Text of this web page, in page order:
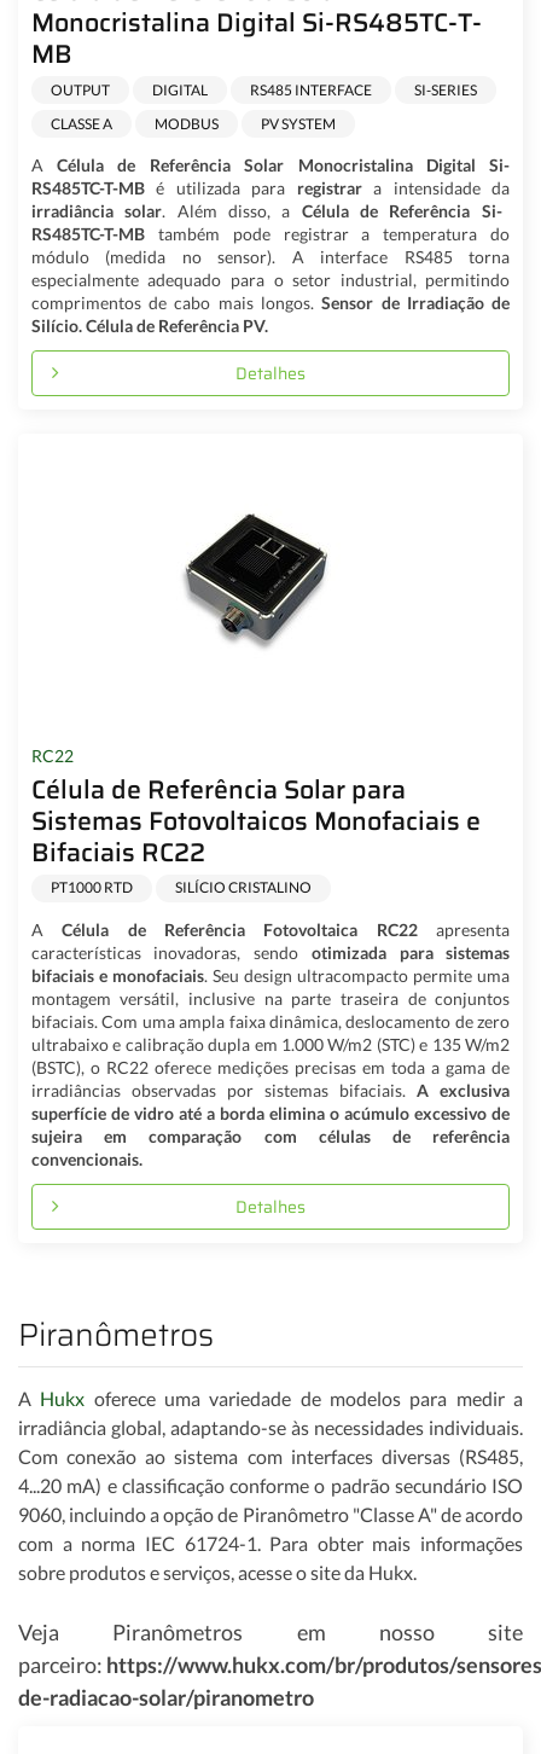
Monocristalina Digital Si-RS485TC-T-
MB
OUTPUT DIGITAL RS485 INTERFACE
SI-SERIES
CLASSE A
MODBUS PV SYSTEM
ACélula de Referência Solar Monocristalina Digital Si-
RS485TC-T-MBé utilizada para registrara intensidade da
irradiância solar. Além disso, a Célula de Referência Si-
RS485TC-T-MBtambém pode registrar a temperatura do
módulo (medida no sensor). A interface RS485 torna
especialmente adequado para o setor industrial, permitindo
comprimentos de cabo mais longos.Sensor de Irradiação de
Silício. Célula de Referência PV.
Detalhes
RC22
Célula de Referência Solar para
Sistemas Fotovoltaicos Monofaciais e
Bifaciais RC22
PT1000 RTD SILÍCIO CRISTALINO
ACélula de Referência Fotovoltaica RC22apresenta
características inovadoras, sendo otimizada para sistemas
bifaciais e monofaciais. Seu design ultracompacto permite uma
montagem versátil, inclusive na parte traseira de conjuntos
bifaciais. Com uma ampla faixa dinâmica, deslocamento de zero
ultrabaixo e calibração dupla em 1.000 W/m2 (STC) e 135 W/m2
(BSTC), o RC22 oferece medições precisas em toda a gama de
irradiâncias observadas por sistemas bifaciais.A exclusiva
superfície de vidro até a borda elimina o acúmulo excessivo de
sujeira em comparação com células de referência
convencionais.
Detalhes
Piranômetros
A Hukx oferece uma variedade de modelos para medir a
irradiância global, adaptando-se às necessidades individuais.
Com conexão ao sistema com interfaces diversas (RS485,
4...20 mA) e classificação conforme o padrão secundário ISO
9060, incluindo a opção de Piranômetro "Classe A" de acordo
com a norma IEC 61724-1. Para obter mais informações
sobre produtos e serviços, acesse o site da Hukx.
Veja Piranômetros em nosso site
parceiro: https://www.hukx.com/br/produtos/
de-radiacao-solar/piranometro